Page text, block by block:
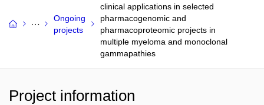
Ongoing
projects
clinical applications in selected
pharmacogenomic and
pharmacoproteomic projects in
multiple myeloma and monoclonal
gammapathies
Project information